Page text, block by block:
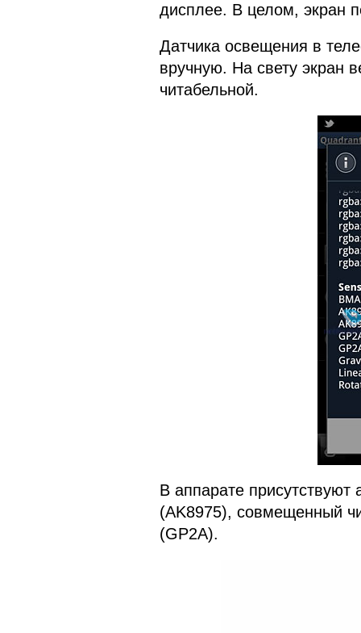
дисплее. В целом, экран
Датчика освещения в
вручную. На свету экран
читабельной.
В аппарате присутствуют
(AK8975), совмещенный
(GP2A).